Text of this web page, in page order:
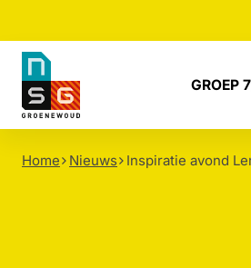
NSG
Groenewoud
GROEP
Home Nieuws Inspiratie avond